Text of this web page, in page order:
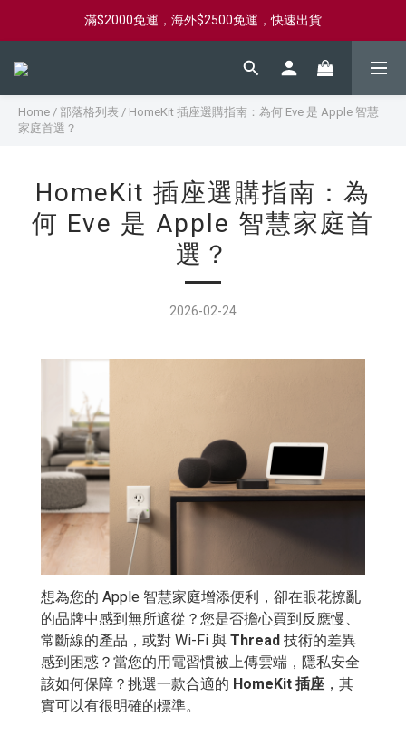
新會員首購滿$2000，送購物金$2000
Home / 部落格列表 / HomeKit 插座選購指南：為何 Eve 是 Apple 智慧
家庭首選？
HomeKit 插座選購指南：為
何 Eve 是 Apple 智慧家庭首
選？
2026-02-24
想為您的 Apple 智慧家庭增添便利，卻在眼花撩亂
的品牌中感到無所適從？您是否擔心買到反應慢、
常斷線的產品，或對 Wi-Fi 與 Thread 技術的差異
感到困惑？當您的用電習慣被上傳雲端，隱私安全
該如何保障？挑選一款合適的 HomeKit 插座 ，其
實可以有很明確的標準。